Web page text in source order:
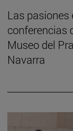
Las pasiones
conferencias
Museo del
Navarra